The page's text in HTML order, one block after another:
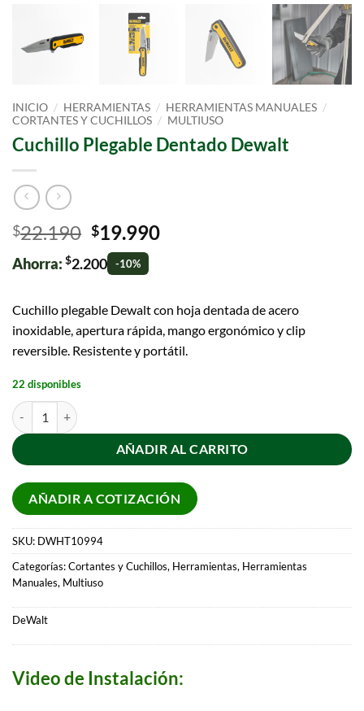
INICIO / HERRAMIENTAS / HERRAMIENTAS MANUALES /
CORTANTES Y CUCHILLOS / MULTIUSO
Cuchillo Plegable Dentado Dewalt
$22.190 $19.990
Ahorra: $2.200 -10%
Cuchillo plegable Dewalt con hoja dentada de acero
inoxidable, apertura rápida, mango ergonómico y clip
reversible. Resistente y portátil.
22 disponibles
AÑADIR AL CARRITO
AÑADIR A COTIZACIÓN
SKU: DWHT10994
Categorías:Cortantes y Cuchillos, Herramientas, Herramientas
Manuales, Multiuso
DeWalt
Video de Instalación: